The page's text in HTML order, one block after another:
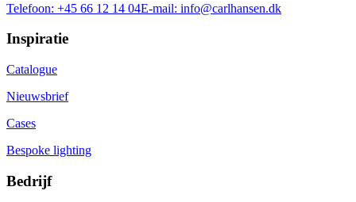
Telefoon: +45 66 12 14 04E-mail: info@carlhansen.dk
Inspiratie
Catalogue
Nieuwsbrief
Cases
Bespoke lighting
Bedrijf